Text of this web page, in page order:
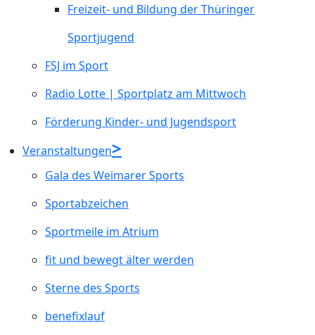
Freizeit- und Bildung der Thüringer
Sportjugend
FSJ im Sport
Radio Lotte | Sportplatz am Mittwoch
Förderung Kinder- und Jugendsport
Veranstaltungen
Gala des Weimarer Sports
Sportabzeichen
Sportmeile im Atrium
fit und bewegt älter werden
Sterne des Sports
benefixlauf